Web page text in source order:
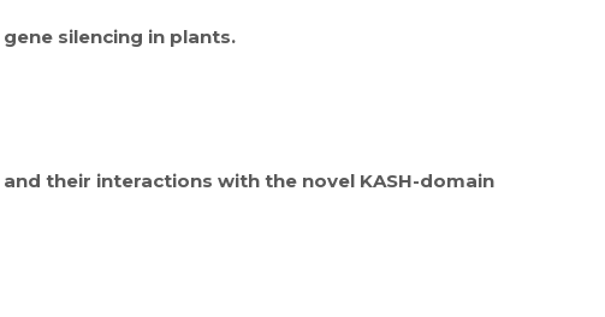
silencing in plants.
their interactions with the novel KASH-domain